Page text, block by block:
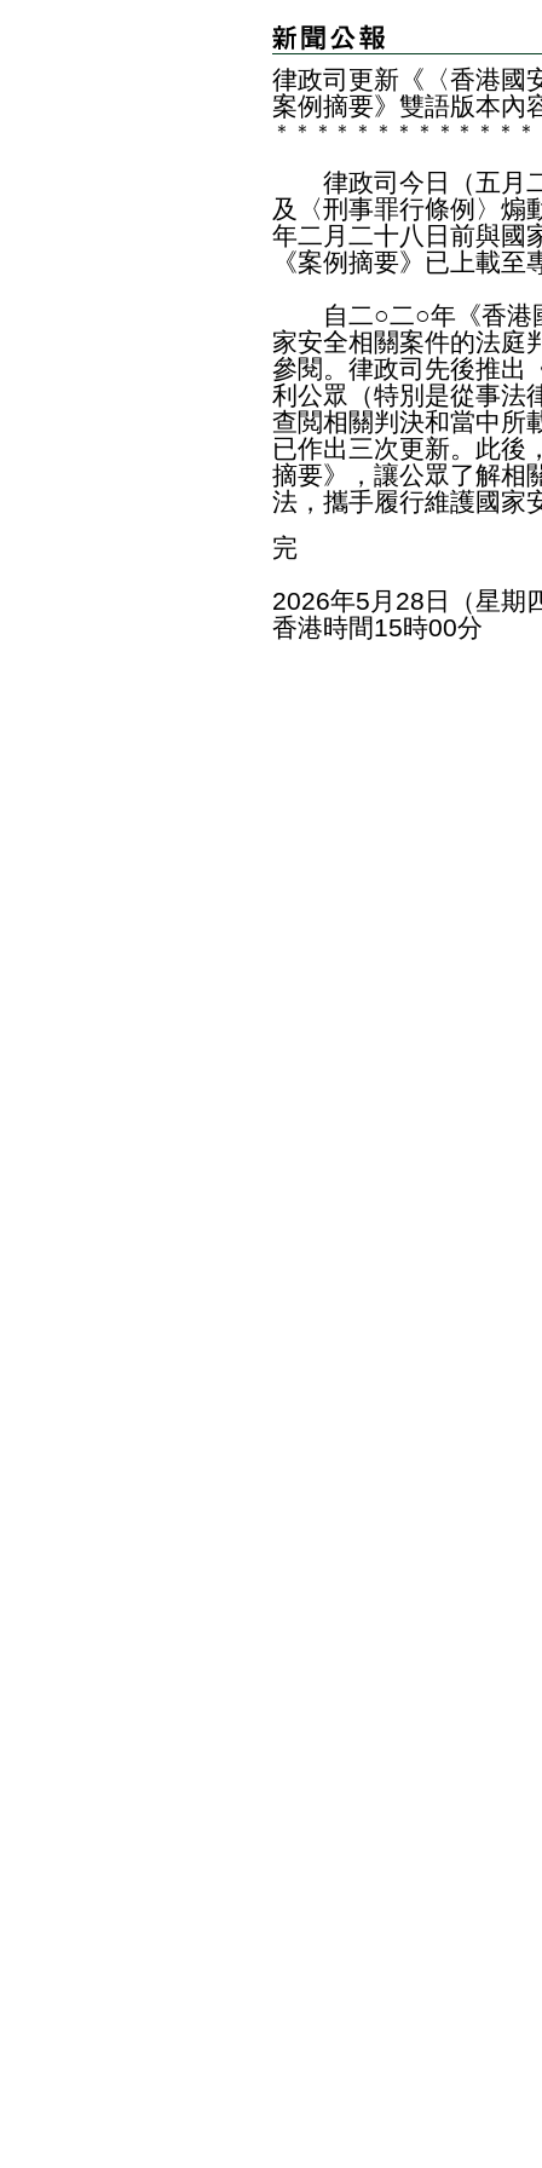
律政司更新《〈香港國
案例摘要》雙語版本內
＊ ＊ ＊ ＊ ＊ ＊ ＊ ＊ ＊ ＊ ＊ ＊ ＊
律政司今日（五月二
及〈刑事罪行條例〉煽
年二月二十八日前與國
《案例摘要》已上載至
自二○二○年《香港
家安全相關案件的法庭
參閱。律政司先後推出
利公眾（特別是從事法
查閲相關判決和當中所
已作出三次更新。此後
摘要》，讓公眾了解相
法，攜手履行維護國家
完
2026年5月28日（星期
香港時間15時00分